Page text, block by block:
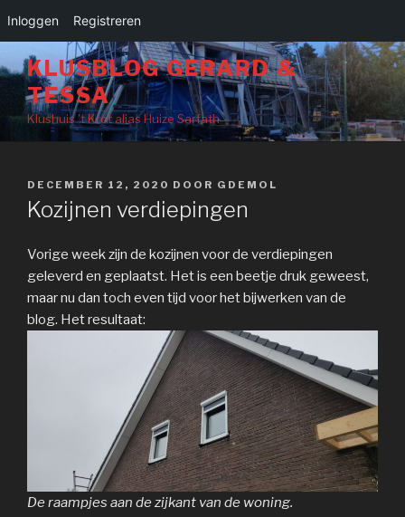
Inloggen Registreren
de
inhoud
springen
KLUSBLOG GERARD &
TESSA
Klushuis 't Krot alias Huize Sarfath
GEPLAATST
OP
DECEMBER 12, 2020 DOOR GDEMOL
Kozijnen verdiepingen
Vorige week zijn de kozijnen voor de verdiepingen
geleverd en geplaatst. Het is een beetje druk geweest,
maar nu dan toch even tijd voor het bijwerken van de
blog. Het resultaat:
De raampjes aan de zijkant van de woning.